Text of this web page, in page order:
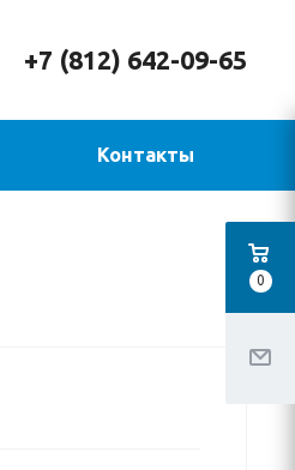
+7 (812) 642-09-65
Контакты
0